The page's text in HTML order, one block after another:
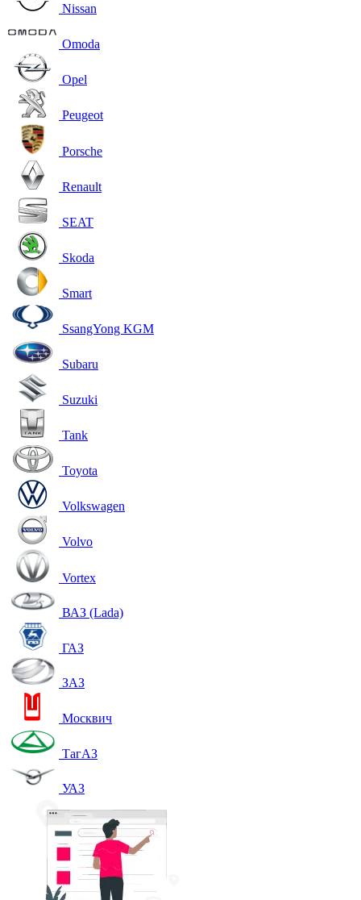
Nissan
Omoda
Opel
Peugeot
Porsche
Renault
SEAT
Skoda
Smart
SsangYong KGM
Subaru
Suzuki
Tank
Toyota
Volkswagen
Volvo
Vortex
ВАЗ (Lada)
ГАЗ
ЗАЗ
Москвич
ТагАЗ
УАЗ